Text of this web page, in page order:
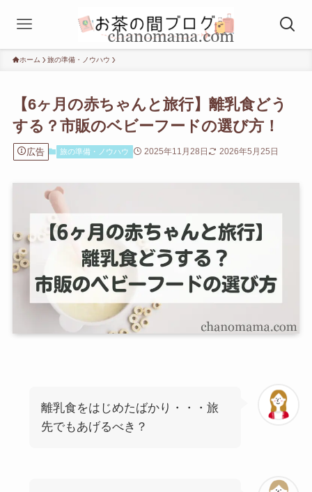
ホーム 旅の準備・ノウハウ
【6ヶ月の赤ちゃんと旅行】離乳食どう
する？市販のベビーフードの選び方！
広告 旅の準備・ノウハウ 2025年11月28日 2026年5月25日
離乳食をはじめたばかり・・・旅
先でもあげるべき？